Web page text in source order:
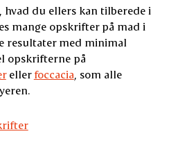
du ellers kan tilberede i
mange opskrifter på mad i
resultater med minimal
opskrifterne på
eller foccacia , som alle